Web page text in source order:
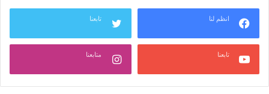
انظم لنا تابعنا
تابعنا متابعنا